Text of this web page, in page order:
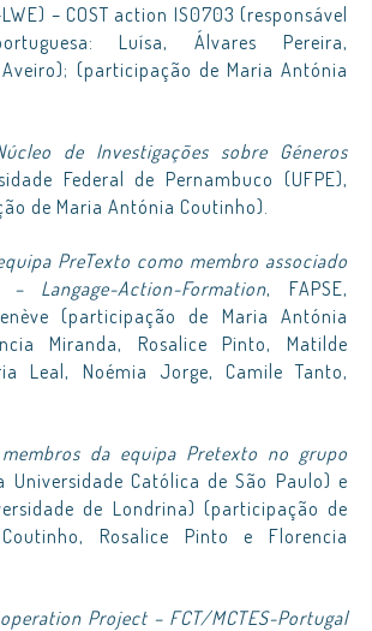
– COST action IS0703 (responsável
Luísa, Álvares Pereira,
(participação de Maria Antónia
de Investigações sobre Géneros
Federal de Pernambuco (UFPE),
de Maria Antónia Coutinho).
PreTexto como membro associado
Langage-Action-Formation, FAPSE,
(participação de Maria Antónia
Miranda, Rosalice Pinto, Matilde
Leal, Noémia Jorge, Camile Tanto,
da equipa Pretexto no grupo
Católica de São Paulo) e
de Londrina) (participação de
Rosalice Pinto e Florencia
Project – FCT/MCTES-Portugal